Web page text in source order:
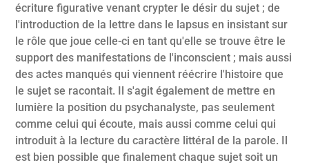
écriture figurative venant crypter le désir du sujet ; de
l'introduction de la lettre dans le lapsus en insistant sur
le rôle que joue celle-ci en tant qu'elle se trouve être le
support des manifestations de l'inconscient ; mais aussi
des actes manqués qui viennent réécrire l'histoire que
le sujet se racontait. Il s'agit également de mettre en
lumière la position du psychanalyste, pas seulement
comme celui qui écoute, mais aussi comme celui qui
introduit à la lecture du caractère littéral de la parole. Il
est bien possible que finalement chaque sujet soit un